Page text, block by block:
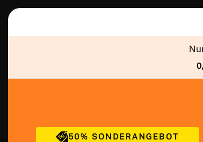
50% SONDERANGEBOT